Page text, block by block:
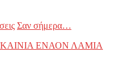
Σαν σήμερα…
ΕΝΑΟΝ ΛΑΜΙΑ